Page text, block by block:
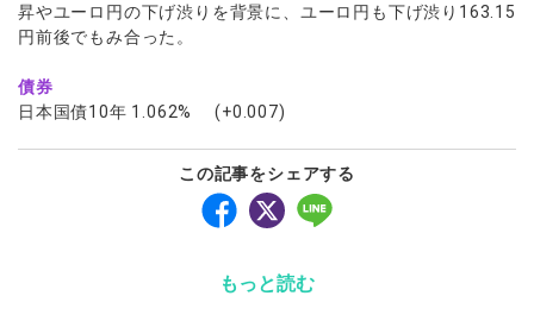
昇やユーロ円の下げ渋りを背景に、ユーロ円も下げ渋り163.15
円前後でもみ合った。
債券
日本国債10年 1.062% (+0.007)
この記事をシェアする
もっと読む